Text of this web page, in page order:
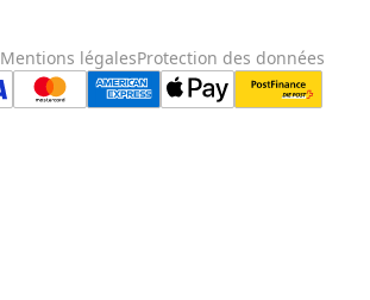
Mentions légalesProtection des données